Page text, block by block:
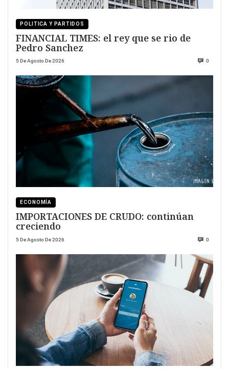
POLITICA Y PARTIDOS
FINANCIAL TIMES: el rey que se rio de
Pedro Sanchez
5 De Agosto De 2026 0
ECONOMÍA
IMPORTACIONES DE CRUDO: continúan
creciendo
5 De Agosto De 2026 0